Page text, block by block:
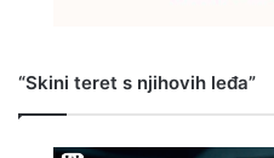
“Skini teret s njihovih leđa”